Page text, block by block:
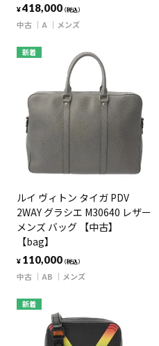
¥418,000（税込）
中古 A メンズ
新着
ルイ ヴィトン タイガ PDV
2WAY グラシエ M30640 レザー
メンズ バッグ 【中古】
【bag】
¥ 110,000（税込）
中古 AB メンズ
新着